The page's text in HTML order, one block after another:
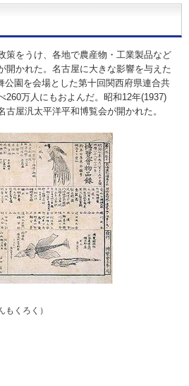
策をうけ、各地で農産物・工業製品など
開かれた。名古屋に大きな影響を与えた
公園を会場とした第十回関西府県連合共
260万人にもおよんだ。昭和12年(1937)
古屋汎太平洋平和博覧会が開かれた。
もくろく）